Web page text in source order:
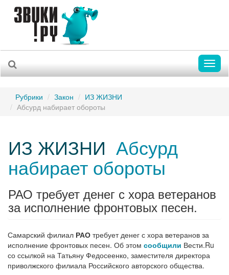
Рубрики Закон
ИЗ ЖИЗНИ
Абсурд набирает обороты
ИЗ ЖИЗНИ Абсурд
набирает обороты
РАО требует денег с хора ветеранов
за исполнение фронтовых песен.
Самарский филиал РАО требует денег с хора ветеранов за
исполнение фронтовых песен. Об этом сообщили Вести.Ru
со ссылкой на Татьяну Федосеенко, заместителя директора
приволжского филиала Российского авторского общества.